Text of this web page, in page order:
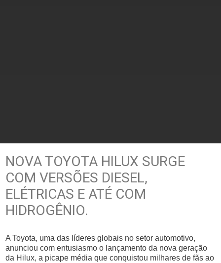
NOVA TOYOTA HILUX SURGE
COM VERSÕES DIESEL,
ELÉTRICAS E ATÉ COM
HIDROGÊNIO.
A Toyota, uma das líderes globais no setor automotivo,
anunciou com entusiasmo o lançamento da nova geração
da Hilux, a picape média que conquistou milhares de fãs ao